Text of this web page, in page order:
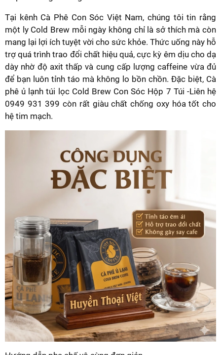
Tại kênh Cà Phê Con Sóc Việt Nam, chúng tôi tin rằng
một ly Cold Brew mỗi ngày không chỉ là sở thích mà còn
mang lại lợi ích tuyệt vời cho sức khỏe. Thức uống này hỗ
trợ quá trình trao đổi chất hiệu quả, cực kỳ êm dịu cho dạ
dày nhờ độ axit thấp và cung cấp lượng caffeine vừa đủ
để bạn luôn tỉnh táo mà không lo bồn chồn. Đặc biệt, Cà
phê ủ lạnh túi lọc Cold Brew Con Sóc Hộp 7 Túi -Liên hệ
0949 931 399 còn rất giàu chất chống oxy hóa tốt cho
hệ tim mạch.